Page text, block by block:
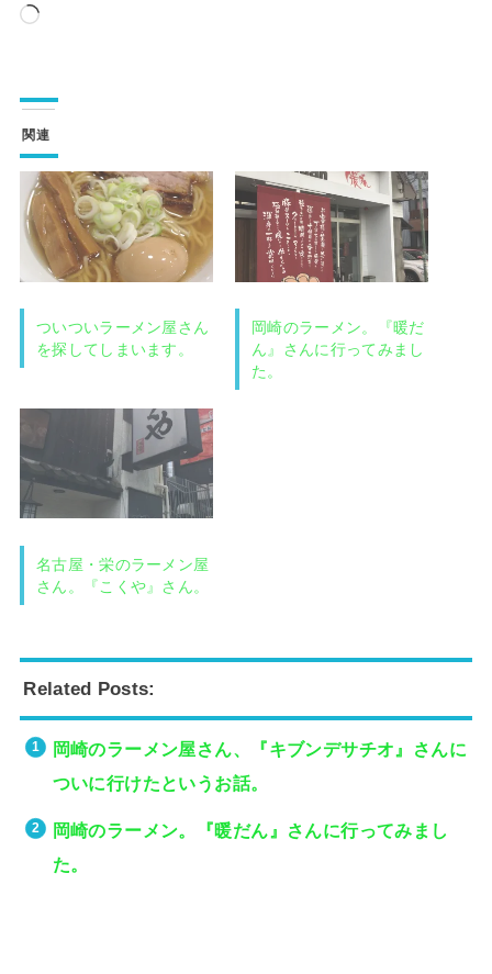
読
中…
関連
ついついラーメン屋さん
を探してしまいます。
岡崎のラーメン。『暖だ
ん』さんに行ってみまし
た。
名古屋・栄のラーメン屋
さん。『こくや』さん。
Related Posts:
岡崎のラーメン屋さん、『キブンデサチオ』さんに
ついに行けたというお話。
岡崎のラーメン。『暖だん』さんに行ってみまし
た。